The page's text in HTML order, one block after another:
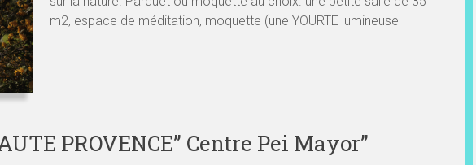
m2, espace de méditation, moquette (une YOURTE lumineuse
PROVENCE” Centre Pei Mayor”